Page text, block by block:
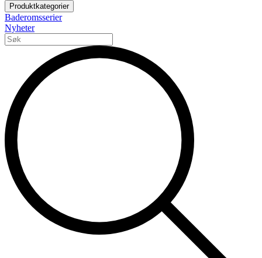
Produktkategorier
Baderomsserier
Nyheter